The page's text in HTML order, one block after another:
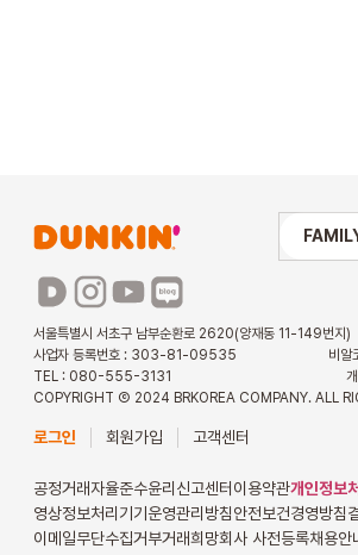
서울특별시 서초구 남부순환로 2620(양재동 11-149번지)
사업자 등록번호 : 303-81-09535
비알
TEL : 080-555-3131
COPYRIGHT Ⓒ 2024 BRKOREA COMPANY. ALL
로그인 회원가입 고객센터
공정거래자율준수윤리신고센터 이용약관개인정보
영상정보처리기기운영관리방침안전보건경영방침
이메일무단수집거부거래희망회사 사전등록채용안
상미당
파리바게
파스쿠